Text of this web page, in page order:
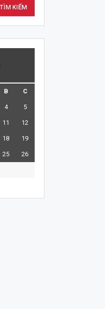
B C
4 5
11 12
18 19
25 26